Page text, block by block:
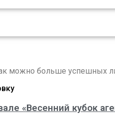
можно больше успешных
«Весенний кубок